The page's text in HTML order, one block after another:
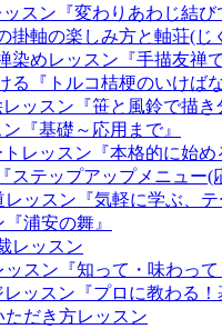
スン『変わりあわじ結
掛軸の楽しみ方と軸荘(じ
染めレッスン『手描友禅
る『トルコ桔梗のいけばな
ッスン『笹と風鈴で描き
『基礎～応用まで』
レッスン『本格的に始め
ステップアップメニュー(
レッスン『気軽に学ぶ、テ
浦安の舞』
レッスン
スン『知って・味わっ
レッスン『プロに教わる
ただき方レッスン